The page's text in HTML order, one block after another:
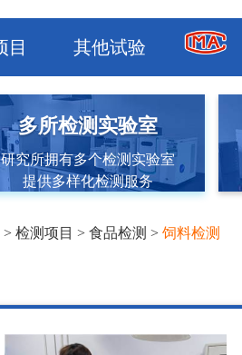
目 其他试验
多所检测实验室
研究所拥有多个检测实验室
提供多样化检测服务
>检测项目 >食品检测 >饲料检测